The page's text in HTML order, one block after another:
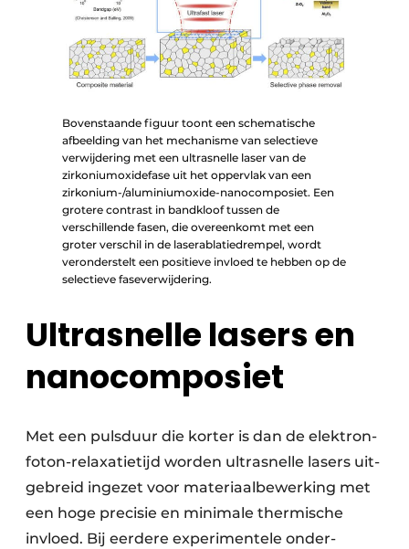
Bovenstaande figuur toont een schematische
afbeelding van het mechanisme van selectieve
verwijdering met een ultrasnelle laser van de
zirkoniumoxidefase uit het oppervlak van een
zirkonium-/aluminiumoxide-nanocomposiet. Een
grotere contrast in bandkloof tussen de
verschillende fasen, die overeenkomt met een
groter verschil in de laserablatiedrempel, wordt
veronderstelt een positieve invloed te hebben op de
selectieve faseverwijdering.
Ultrasnelle lasers en
nanocomposiet
Met een pulsduur die korter is dan de elektron-
foton-relaxatietijd worden ultra­snelle lasers uit­
gebreid ingezet voor materiaal­bewerking met
een hoge precisie en mini­male ther­mische
invloed. Bij eerdere experimentele onder­